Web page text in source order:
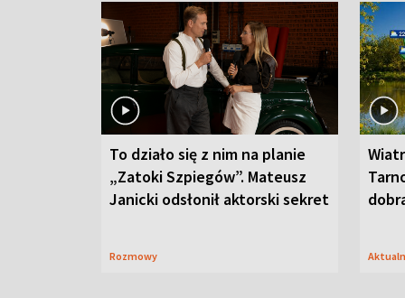
To działo się z nim na planie
„Zatoki Szpiegów”. Mateusz
Janicki odsłonił aktorski sekret
Rozmowy